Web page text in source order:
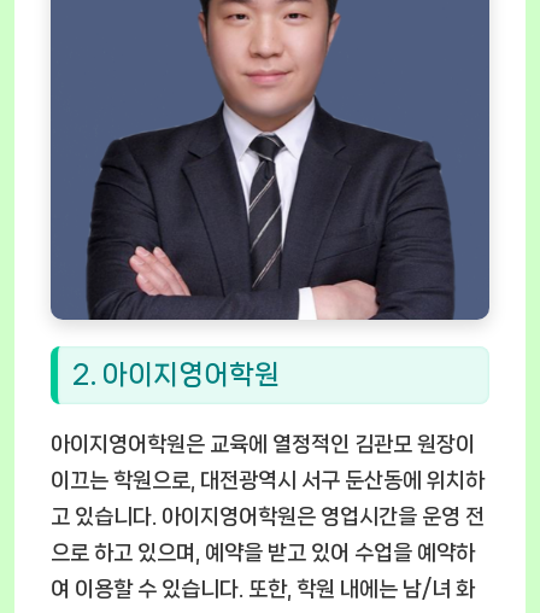
2. 아이지영어학원
아이지영어학원은 교육에 열정적인 김관모 원장이
이끄는 학원으로, 대전광역시 서구 둔산동에 위치하
고 있습니다. 아이지영어학원은 영업시간을 운영 전
으로 하고 있으며, 예약을 받고 있어 수업을 예약하
여 이용할 수 있습니다. 또한, 학원 내에는 남/녀 화